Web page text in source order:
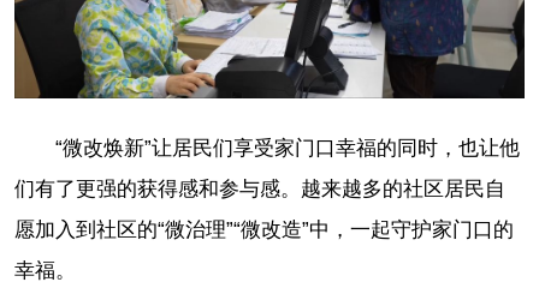
“微改焕新”让居民们享受家门口幸福的同时，也让他
们有了更强的获得感和参与感。越来越多的社区居民自
愿加入到社区的“微治理”“微改造”中，一起守护家门口的
幸福。